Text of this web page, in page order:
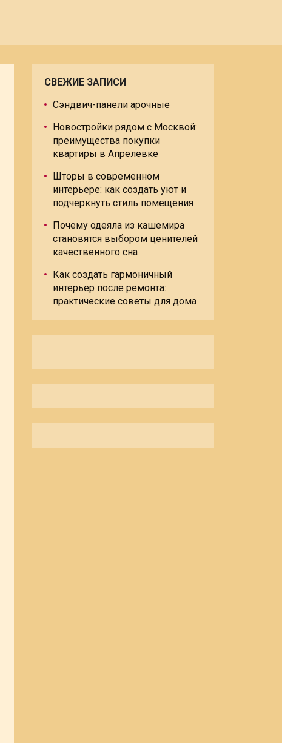
СВЕЖИЕ ЗАПИСИ
Сэндвич-панели арочные
Новостройки рядом с Москвой:
преимущества покупки
квартиры в Апрелевке
Шторы в современном
интерьере: как создать уют и
подчеркнуть стиль помещения
Почему одеяла из кашемира
становятся выбором ценителей
качественного сна
Как создать гармоничный
интерьер после ремонта:
практические советы для дома